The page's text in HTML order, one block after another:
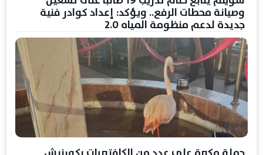
وصيانة محطات الرفع.. ويؤكد: إعداد كوادر فنية
جديدة لدعم منظومة المياه 2.0